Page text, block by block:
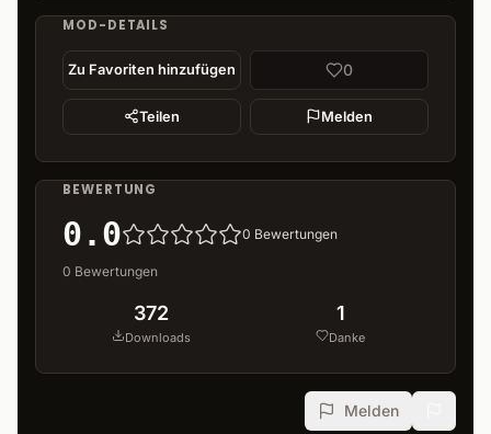
MOD-DETAILS
Zu Favoriten hinzufügen 0
Teilen Melden
BEWERTUNG
0.0 0 Bewertungen
0 Bewertungen
372
Downloads
1
Danke
Melden